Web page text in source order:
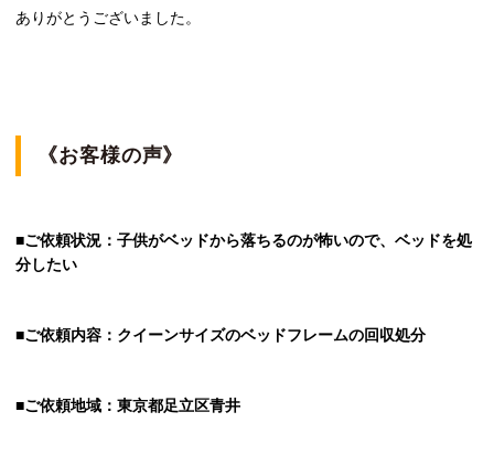
ありがとうございました。
《お客様の声》
■ご依頼状況：子供がベッドから落ちるのが怖いので、ベッドを処
分したい
■ご依頼内容：クイーンサイズのベッドフレームの回収処分
■ご依頼地域：東京都足立区青井